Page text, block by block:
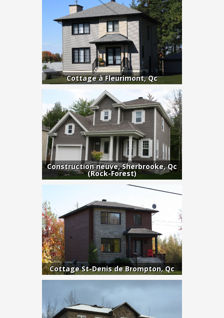
Cottage à Fleurimont, Qc
Construction neuve, Sherbrooke, Qc
(Rock-Forest)
Cottage St-Denis de Brompton, Qc